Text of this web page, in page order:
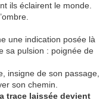
ils éclairent le monde.
une indication posée là
sa pulsion : poignée de
insigne de son passage,
son chemin.
trace laissée devient